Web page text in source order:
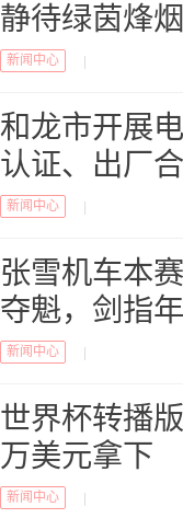
静待绿茵烽烟
新闻中心
和龙市开展
认证、出厂
新闻中心
张雪机车本
夺魁，剑指
新闻中心
世界杯转播
万美元拿下
新闻中心